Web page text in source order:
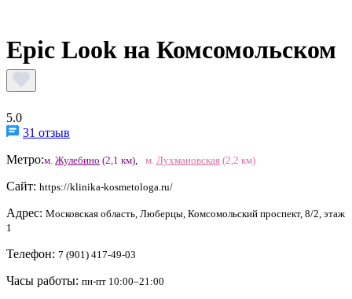
Epic Look на Комсомольском
5.0
31 отзыв
Метро:м. Жулебино (2,1 км) м. Лухмановская(2,2 км)
Сайт: https://klinika-kosmetologa.ru/
Адрес: Московская область, Люберцы, Комсомольский проспект, 8/2, этаж
1
Телефон: 7 (901) 417-49-03
Часы работы: пн-пт 10:00–21:00